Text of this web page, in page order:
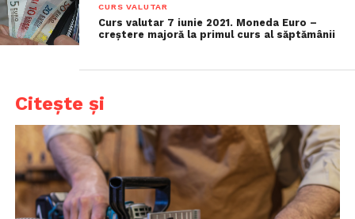
CURS VALUTAR
Curs valutar 7 iunie 2021. Moneda Euro –
creștere majoră la primul curs al săptămânii
Citește și